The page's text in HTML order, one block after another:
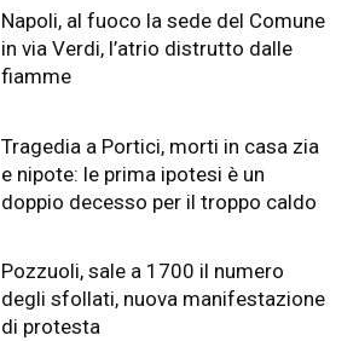
Napoli, al fuoco la sede del Comune
in via Verdi, l’atrio distrutto dalle
fiamme
Tragedia a Portici, morti in casa zia
e nipote: le prima ipotesi è un
doppio decesso per il troppo caldo
Pozzuoli, sale a 1700 il numero
degli sfollati, nuova manifestazione
di protesta